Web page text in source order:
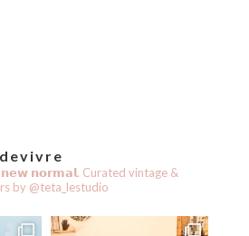
𝗻𝗲𝘄 𝗻𝗼𝗿𝗺𝗮𝗹. Curated vintage &
by @teta_lestudio